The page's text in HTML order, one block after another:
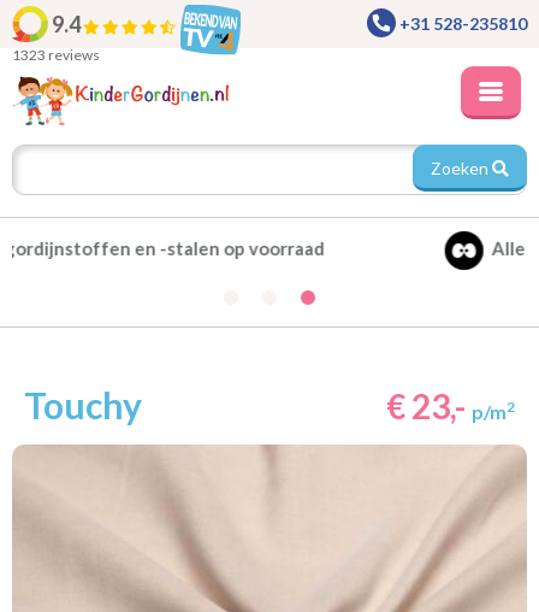
9.4
1323 reviews
+31 528-235810
Zoeken
Alle gordijnen verduisterend leverbaar
Touchy € 23,- p/m2